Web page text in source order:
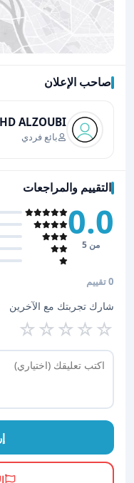
صاحب الإعلان
ALZOUBI
بائع فردي
التقييم والمراجعات
0.0
من 5
0 تقييم
شارك تجربتك مع الآخرين
☆
☆
☆
☆
☆